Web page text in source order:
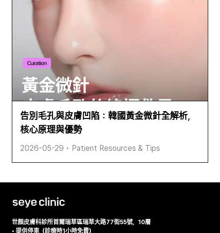
告別毛孔與皮膚凹陷：韓國黃金微針全解析，
核心原理與優勢
2026-05-29 • Patient Resources & Tips
世顏皮膚科診所首爾瑞草區瑞草大路77街55號，10層
• 提供停車（診療時1小時免費）